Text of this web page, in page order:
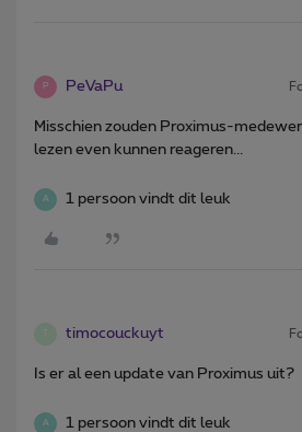
P PeVaPu
Misschien zouden Proximus-
lezen even kunnen reageren...
A 1 persoon vindt dit leuk
timocouckuyt
Is er al een update van Proximus uit?
A 1 persoon vindt dit leuk